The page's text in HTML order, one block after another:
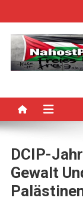
to
content
DCIP-
Gewalt